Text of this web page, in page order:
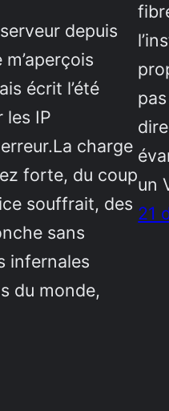
depuis
écrit l’été
les IP
charge
forte, du coup
souffrait, des
sans
infernales
du monde,
un
21